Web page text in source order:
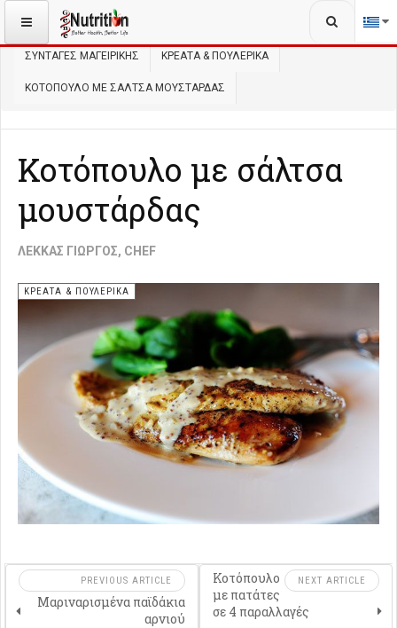
ΒΡΊΣΚΕΣΤΕ ΕΔΏ:
ΣΥΝΤΑΓΈΣ ΜΑΓΕΙΡΙΚΉΣ ΚΡΈΑΤΑ & ΠΟΥΛΕΡΙΚΆ
ΚΟΤΌΠΟΥΛΟ ΜΕ ΣΆΛΤΣΑ ΜΟΥΣΤΆΡΔΑΣ
Κοτόπουλο με σάλτσα
μουστάρδας
ΛΈΚΚΑΣ ΓΙΏΡΓΟΣ, CHEF
ΚΡΈΑΤΑ & ΠΟΥΛΕΡΙΚΆ
PREVIOUS ARTICLE
Μαριναρισμένα παϊδάκια
αρνιού
NEXT ARTICLE
Κοτόπουλο
με πατάτες
σε 4 παραλλαγές